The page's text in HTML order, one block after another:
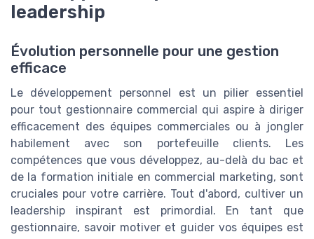
leadership
Évolution personnelle pour une gestion
efficace
Le développement personnel est un pilier essentiel
pour tout gestionnaire commercial qui aspire à diriger
efficacement des équipes commerciales ou à jongler
habilement avec son portefeuille clients. Les
compétences que vous développez, au-delà du bac et
de la formation initiale en commercial marketing, sont
cruciales pour votre carrière. Tout d'abord, cultiver un
leadership inspirant est primordial. En tant que
gestionnaire, savoir motiver et guider vos équipes est